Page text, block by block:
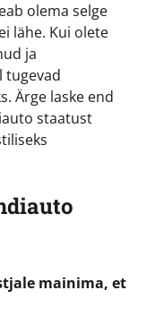
olema selge
lähe. Kui olete
ja
tugevad
Ärge laske end
staatust
mainima, et